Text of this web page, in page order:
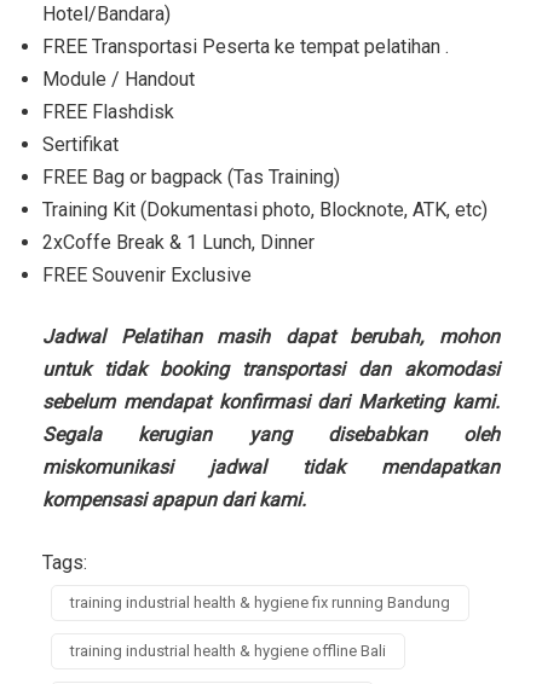
Hotel/Bandara)
FREE Transportasi Peserta ke tempat pelatihan .
Module / Handout
FREE Flashdisk
Sertifikat
FREE Bag or bagpack (Tas Training)
Training Kit (Dokumentasi photo, Blocknote, ATK, etc)
2xCoffe Break & 1 Lunch, Dinner
FREE Souvenir Exclusive
Jadwal Pelatihan masih dapat berubah, mohon
untuk tidak booking transportasi dan akomodasi
sebelum mendapat konfirmasi dari Marketing kami.
Segala kerugian yang disebabkan oleh
miskomunikasi jadwal tidak mendapatkan
kompensasi apapun dari kami.
Tags:
training industrial health & hygiene fix running Bandung
training industrial health & hygiene offline Bali